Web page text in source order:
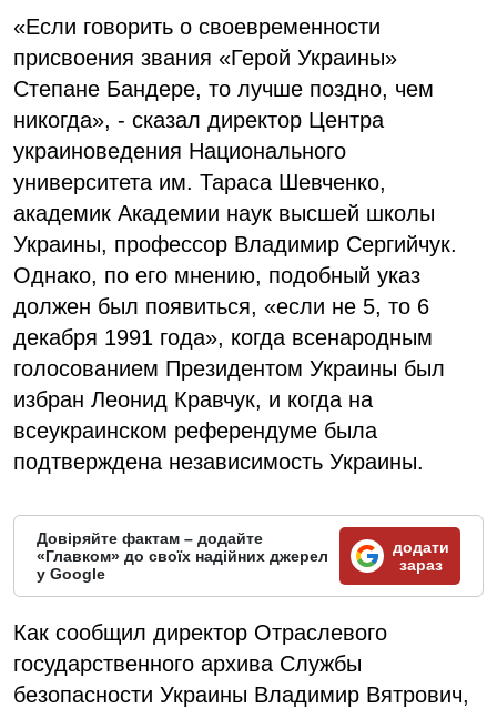
«Если говорить о своевременности
присвоения звания «Герой Украины»
Степане Бандере, то лучше поздно, чем
никогда», - сказал директор Центра
украиноведения Национального
университета им. Тараса Шевченко,
академик Академии наук высшей школы
Украины, профессор Владимир Сергийчук.
Однако, по его мнению, подобный указ
должен был появиться, «если не 5, то 6
декабря 1991 года», когда всенародным
голосованием Президентом Украины был
избран Леонид Кравчук, и когда на
всеукраинском референдуме была
подтверждена независимость Украины.
Довіряйте фактам – додайте
«Главком» до своїх надійних джерел
у Google
додати
зараз
Как сообщил директор Отраслевого
государственного архива Службы
безопасности Украины Владимир Вятрович,